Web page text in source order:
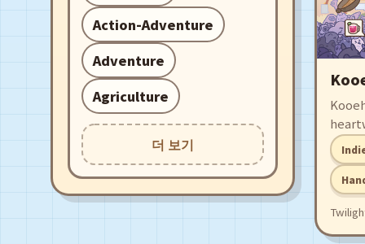
Action-Adventure
Adventure
Agriculture
더 보기